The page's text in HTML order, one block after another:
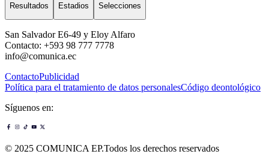
Resultados Estadios Selecciones
San Salvador E6-49 y Eloy Alfaro
Contacto: +593 98 777 7778
info@comunica.ec
ContactoPublicidad
Política para el tratamiento de datos personalesCódigo deontológico
Síguenos en:
© 2025 COMUNICA EP.Todos los derechos reservados